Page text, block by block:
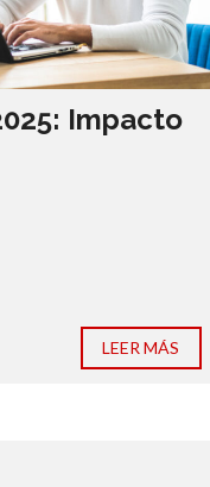
Impacto
LEER MÁS